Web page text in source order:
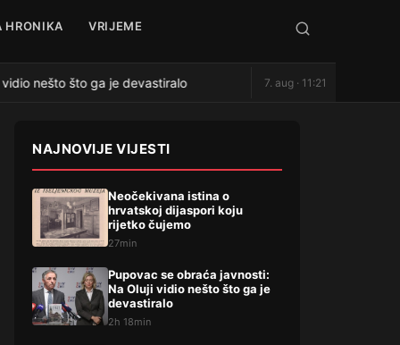
HRONIKA VRIJEME
nešto što ga je devastiralo Evo šta piše u zahtjevu
7. aug · 11:21
NAJNOVIJE VIJESTI
Neočekivana istina o
hrvatskoj dijaspori koju
rijetko čujemo
27min
Pupovac se obraća javnosti:
Na Oluji vidio nešto što ga je
devastiralo
2h 18min